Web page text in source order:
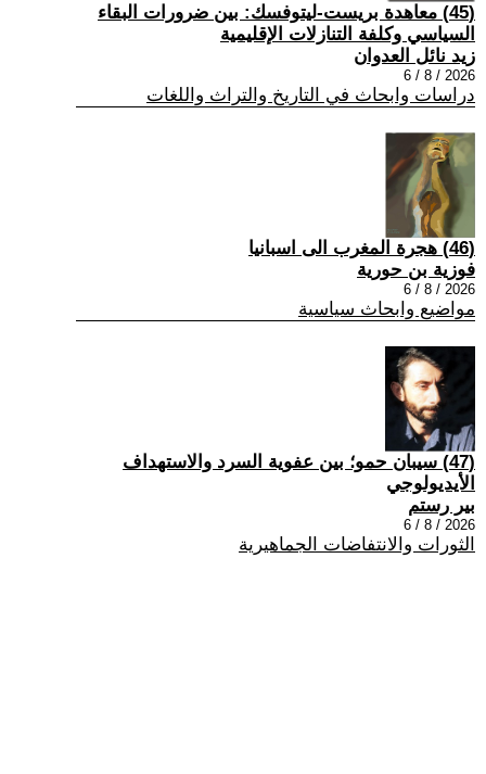
(45) معاهدة بريست-ليتوفسك: بين ضرورات البقاء
السياسي وكلفة التنازلات الإقليمية
زيد نائل العدوان
2026 / 8 / 6
دراسات وابحاث في التاريخ والتراث واللغات
(46) هجرة المغرب الى اسبانيا
فوزية بن حورية
2026 / 8 / 6
مواضيع وابحاث سياسية
(47) سيبان حمو؛ بين عفوية السرد والاستهداف
الأيديولوجي
بير رستم
2026 / 8 / 6
الثورات والانتفاضات الجماهيرية